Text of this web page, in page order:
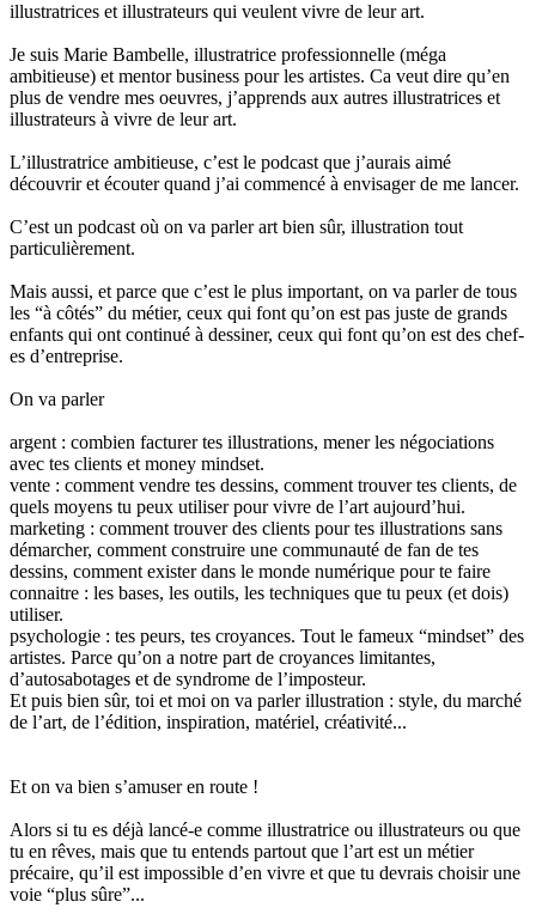
illustratrices et illustrateurs qui veulent vivre de leur art.
Je suis Marie Bambelle, illustratrice professionnelle (méga
ambitieuse) et mentor business pour les artistes. Ca veut dire qu’en
plus de vendre mes oeuvres, j’apprends aux autres illustratrices et
illustrateurs à vivre de leur art.
L’illustratrice ambitieuse, c’est le podcast que j’aurais aimé
découvrir et écouter quand j’ai commencé à envisager de me lancer.
C’est un podcast où on va parler art bien sûr, illustration tout
particulièrement.
Mais aussi, et parce que c’est le plus important, on va parler de tous
les “à côtés” du métier, ceux qui font qu’on est pas juste de grands
enfants qui ont continué à dessiner, ceux qui font qu’on est des chef-
es d’entreprise.
On va parler
argent : combien facturer tes illustrations, mener les négociations
avec tes clients et money mindset.
vente : comment vendre tes dessins, comment trouver tes clients, de
quels moyens tu peux utiliser pour vivre de l’art aujourd’hui.
marketing : comment trouver des clients pour tes illustrations sans
démarcher, comment construire une communauté de fan de tes
dessins, comment exister dans le monde numérique pour te faire
connaitre : les bases, les outils, les techniques que tu peux (et dois)
utiliser.
psychologie : tes peurs, tes croyances. Tout le fameux “mindset” des
artistes. Parce qu’on a notre part de croyances limitantes,
d’autosabotages et de syndrome de l’imposteur.
Et puis bien sûr, toi et moi on va parler illustration : style, du marché
de l’art, de l’édition, inspiration, matériel, créativité...
Et on va bien s’amuser en route !
Alors si tu es déjà lancé-e comme illustratrice ou illustrateurs ou que
tu en rêves, mais que tu entends partout que l’art est un métier
précaire, qu’il est impossible d’en vivre et que tu devrais choisir une
voie “plus sûre”...